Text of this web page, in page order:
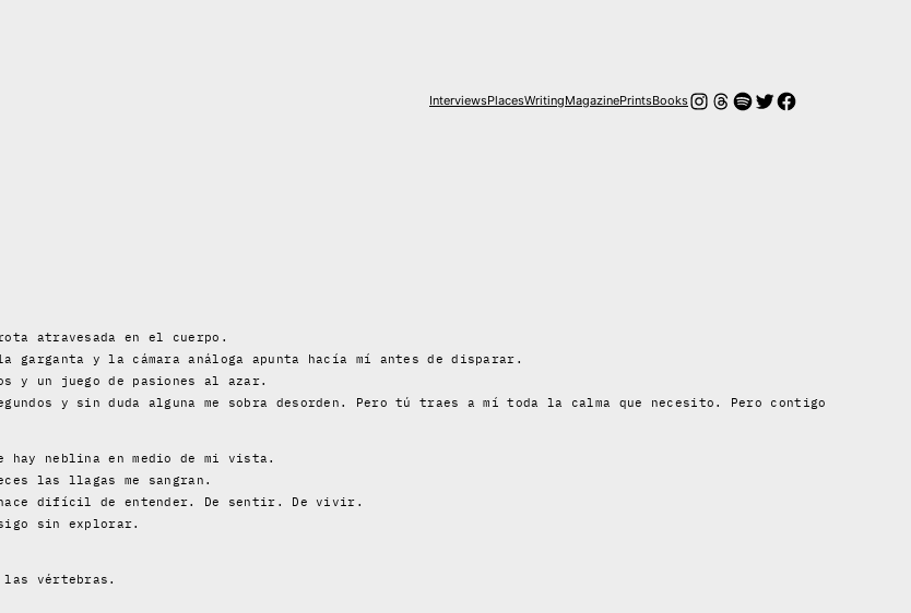
InterviewsPlacesWritingMagazinePrintsBooksInstagram
Threads
Spotify
Twitter
Facebook
atravesada en el cuerpo.
garganta y la cámara análoga apunta hacía mí antes de disparar.
y un juego de pasiones al azar.
y sin duda alguna me sobra desorden. Pero tú traes a mí toda la calma que necesito. Pero contigo
hay neblina en medio de mi vista.
las llagas me sangran.
hace difícil de entender. De sentir. De vivir.
sin explorar.
las vértebras.